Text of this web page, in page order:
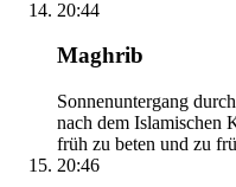
20:44
Maghrib
Sonnenuntergang
nach dem Islamischen
früh zu beten und zu
20:46